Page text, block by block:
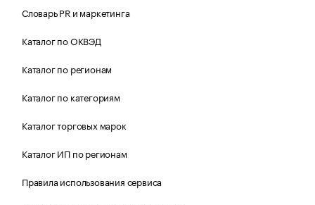
Словарь PR и маркетинга
Каталог по ОКВЭД
Каталог по регионам
Каталог по категориям
Каталог торговых марок
Каталог ИП по регионам
Правила использования сервиса